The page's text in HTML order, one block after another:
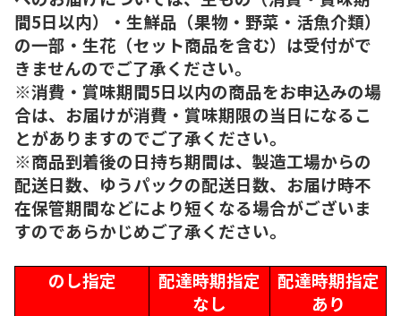
間5日以内）・生鮮品（果物・野菜・活魚介類）
の一部・生花（セット商品を含む）は受付がで
きませんのでご了承ください。
※消費・賞味期間5日以内の商品をお申込みの場
合は、お届けが消費・賞味期限の当日になるこ
とがありますのでご了承ください。
※商品到着後の日持ち期間は、製造工場からの
配送日数、ゆうパックの配送日数、お届け時不
在保管期間などにより短くなる場合がございま
すのであらかじめご了承ください。
のし指定
配達時期指定
なし
配達時期指定
あり